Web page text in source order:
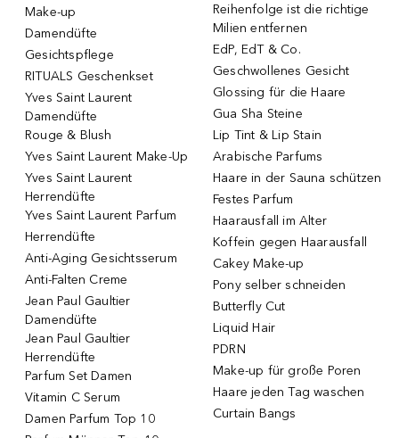
Make-up
Damendüfte
Gesichtspflege
RITUALS Geschenkset
Yves Saint Laurent
Damendüfte
Rouge & Blush
Yves Saint Laurent Make-Up
Yves Saint Laurent
Herrendüfte
Yves Saint Laurent Parfum
Herrendüfte
Anti-Aging Gesichtsserum
Anti-Falten Creme
Jean Paul Gaultier
Damendüfte
Jean Paul Gaultier
Herrendüfte
Parfum Set Damen
Vitamin C Serum
Damen Parfum Top 10
Reihenfolge ist die richtige
Milien entfernen
EdP, EdT & Co.
Geschwollenes Gesicht
Glossing für die Haare
Gua Sha Steine
Lip Tint & Lip Stain
Arabische Parfums
Haare in der Sauna schützen
Festes Parfum
Haarausfall im Alter
Koffein gegen Haarausfall
Cakey Make-up
Pony selber schneiden
Butterfly Cut
Liquid Hair
PDRN
Make-up für große Poren
Haare jeden Tag waschen
Curtain Bangs